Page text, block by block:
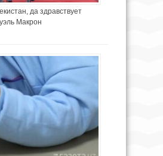
да здравствует
Макрон